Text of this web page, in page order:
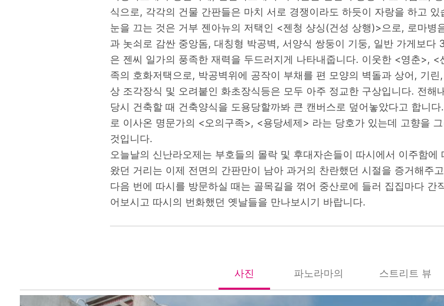
식으로, 각각의 건물 간판들은 마치 서로 경쟁이라도 하듯이 자랑을 하고
눈을 끄는 것은 거부 젠아뉴의 저택인 <젠청 샹싱(건성 상행)>으로, 로마병
과 놋쇠로 감싼 중앙돔, 대칭형 박공벽, 서양식 쌍둥이 기둥, 일반 가게보다
은 젠씨 일가의 풍족한 재력을 두드러지게 나타내줍니다. 이웃한 <영춘>,
족의 호화저택으로, 박공벽위에 공작이 부채를 편 모양의 벽돌과 상어, 기
상 조각장식 및 오려붙인 화초장식등은 모두 아주 정교한 구상입니다. 전해
당시 건축할 때 건축양식을 도용당할까봐 큰 캔버스로 덮어놓았다고 합니
로 이사온 명문가의 <오의구족>, <용당세제> 라는 당호가 있는데 고향을
것입니다.
오늘날의 신난라오제는 부호들의 몰락 및 후대자손들이 따시에서 이주함에
왔던 거리는 이제 전면의 간판만이 남아 과거의 찬란했던 시절을 증거해주
다음 번에 따시를 방문하실 때는 골목길을 꺾어 중산로에 들러 집집마다 간
어보시고 따시의 번화했던 옛날들을 만나보시기 바랍니다.
照片
사진 全景
파노라마의 街景
스트리트 뷰